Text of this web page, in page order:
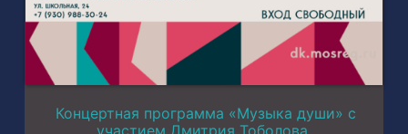
Концертная программа «Музыка души» с